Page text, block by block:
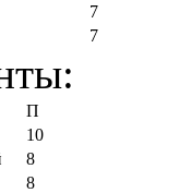
7
7
П
10
8
8